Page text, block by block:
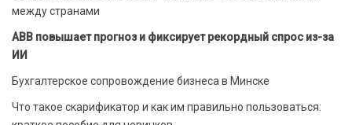
между странами
ABB повышает прогноз и фиксирует рекордный спрос из-за
ИИ
Бухгалтерское сопровождение бизнеса в Минске
Что такое скарификатор и как им правильно пользоваться: